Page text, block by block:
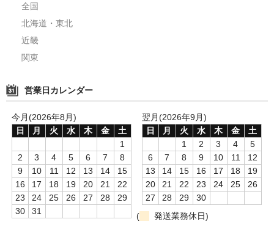
全国
北海道・東北
近畿
関東
営業日カレンダー
今月(2026年8月)
日
月 火 水 木 金
土
1
2
3 4 5 6 7
8
9
10 11 12 13 14
15
16
17 18 19 20 21
22
23
24 25 26 27 28
29
30
31
翌月(2026年9月)
日
月 火 水 木 金
土
1
2 3 4
5
6
7 8 9 10 11
12
13
14 15 16 17 18
19
20
21 22 23 24 25
26
27
28 29
30
(
発送業務休日)